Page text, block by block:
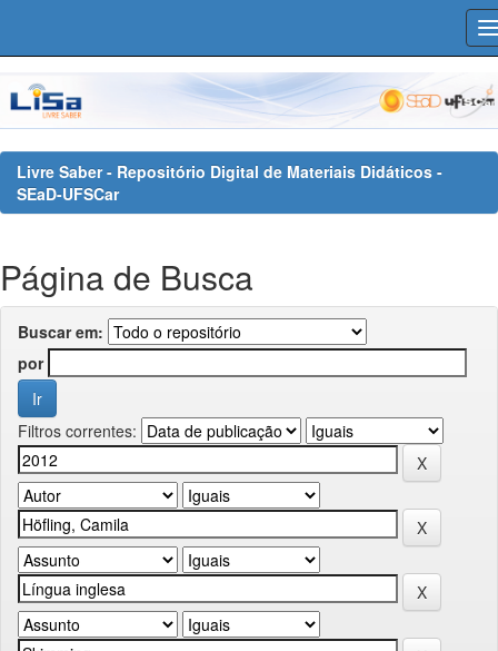
navigation
Livre Saber - Repositório Digital de Materiais Didáticos -
SEaD-UFSCar
Página de Busca
Buscar em:
por
Filtros correntes: